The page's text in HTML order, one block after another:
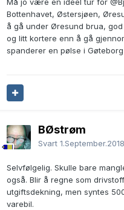
Må jo være en ideel tur for
Bottenhavet, Østersjøen,
å gå under Øresund brua,
og litt kortere enn å gå
spanderer en pølse i
BØstrøm
Svart 1.September.2018
Selvfølgelig. Skulle bare
også. Blir å regne som
utgiftsdekning, men syntes
varebil.